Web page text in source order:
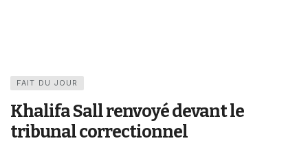
FAIT DU JOUR
Khalifa Sall renvoyé devant le
tribunal correctionnel